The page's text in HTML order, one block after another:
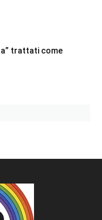
trattati come